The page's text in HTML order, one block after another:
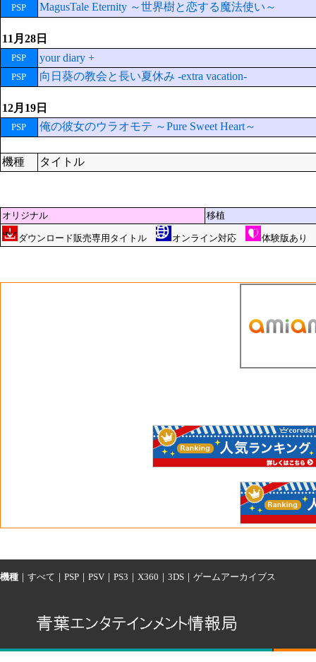
PSP MagusTale Eternity ～世界樹と恋する魔法使い～
11月28日
PSP your diary +
PSP 向日葵の教会と長い夏休み -extra vacation-
12月19日
PSP 俺の彼女のウラオモテ ～Pure Sweet Heart～
機種 タイトル
オリジナル 移植
ダウンロード販売専用タイトル オンライン対応 体験版あり
機種 ｜ すべて ｜ PSP ｜ PSV ｜ PS3 ｜ X360 ｜ 3DS ｜ ゲームアーカイブス